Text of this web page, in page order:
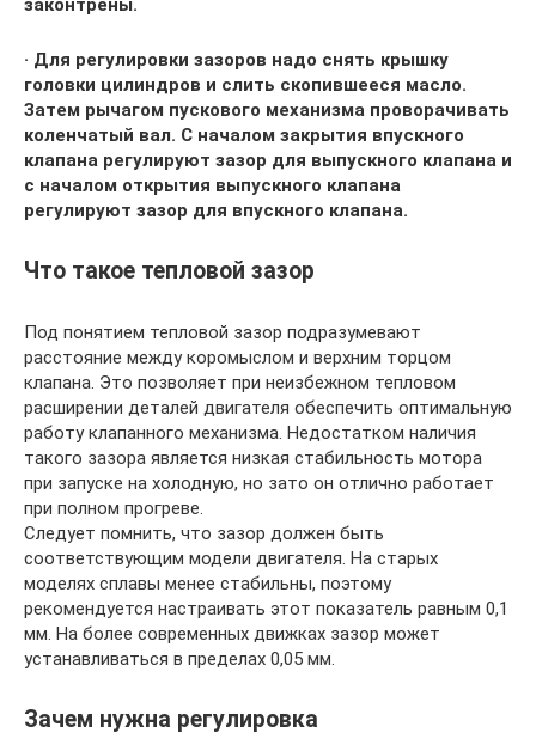
законтрены.
· Для регулировки зазоров надо снять крышку
головки цилиндров и слить скопившееся масло.
Затем рычагом пускового механизма проворачивать
коленчатый вал. С началом закрытия впускного
клапана регулируют зазор для выпускного клапана и
с началом открытия выпускного клапана
регулируют зазор для впускного клапана.
Что такое тепловой зазор
Под понятием тепловой зазор подразумевают
расстояние между коромыслом и верхним торцом
клапана. Это позволяет при неизбежном тепловом
расширении деталей двигателя обеспечить оптимальную
работу клапанного механизма. Недостатком наличия
такого зазора является низкая стабильность мотора
при запуске на холодную, но зато он отлично работает
при полном прогреве.
Следует помнить, что зазор должен быть
соответствующим модели двигателя. На старых
моделях сплавы менее стабильны, поэтому
рекомендуется настраивать этот показатель равным 0,1
мм. На более современных движках зазор может
устанавливаться в пределах 0,05 мм.
Зачем нужна регулировка